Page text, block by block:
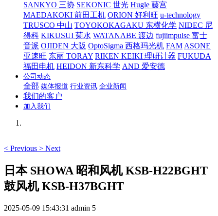
SANKYO 三协 SEKONIC 世光 Hugle 藤宫
MAEDAKOKI 前田工机 ORION 好利旺 u-technology
TRUSCO 中山 TOYOKOKAGAKU 东横化学 NIDEC 尼
得科 KIKUSUI 菊水 WATANABE 渡边 fujiimpulse 富士
音派 OJIDEN 大阪 OptoSigma 西格玛光机 FAM ASONE
亚速旺 东丽 TORAY RIKEN KEIKI 理研计器 FUKUDA
福田电机 HEIDON 新东科学 AND 爱安德
公司动态
全部 媒体报道 行业资讯 企业新闻
我们的客户
加入我们
< Previous > Next
日本 SHOWA 昭和风机 KSB-H22BGHT
鼓风机 KSB-H37BGHT
2025-05-09 15:43:31 admin 5